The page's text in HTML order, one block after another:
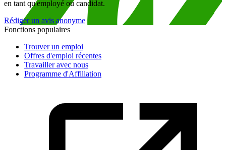
en tant qu'employé ou candidat.
Rédiger un avis anonyme
Fonctions populaires
Trouver un emploi
Offres d'emploi récentes
Travailler avec nous
Programme d'Affiliation